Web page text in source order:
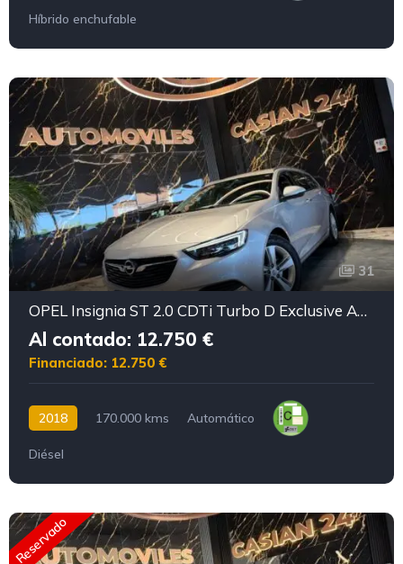
Híbrido enchufable
31
OPEL Insignia ST 2.0 CDTi Turbo D Exclusive Auto WLTP
Al contado: 12.750 €
Financiado: 12.750 €
2018 170.000 kms Automático
Diésel
Reservado